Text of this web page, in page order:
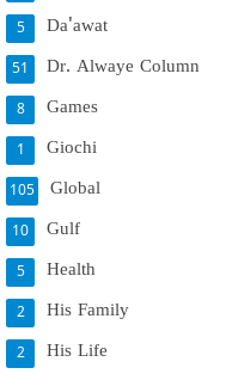
Da'awat
5
Dr. Alwaye Column
51
Games
8
Giochi
1
Global
105
Gulf
10
Health
5
His Family
2
His Life
2